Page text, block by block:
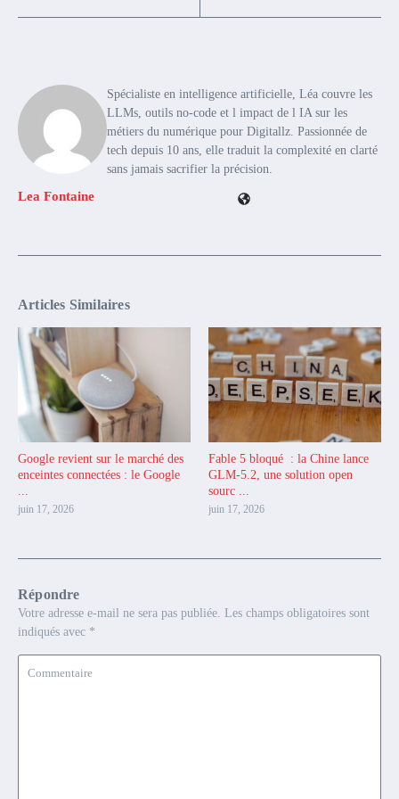
Lea Fontaine
Spécialiste en intelligence artificielle, Léa couvre les
LLMs, outils no-code et l impact de l IA sur les
métiers du numérique pour Digitallz. Passionnée de
tech depuis 10 ans, elle traduit la complexité en clarté
sans jamais sacrifier la précision.
Articles Similaires
Google revient sur le marché des
enceintes connectées : le Google
juin 17, 2026
Fable 5 bloqué : la Chine lance
GLM-5.2, une solution open
sourc ...
juin 17, 2026
Répondre
Votre adresse e-mail ne sera pas publiée. Les champs obligatoires sont
indiqués avec *